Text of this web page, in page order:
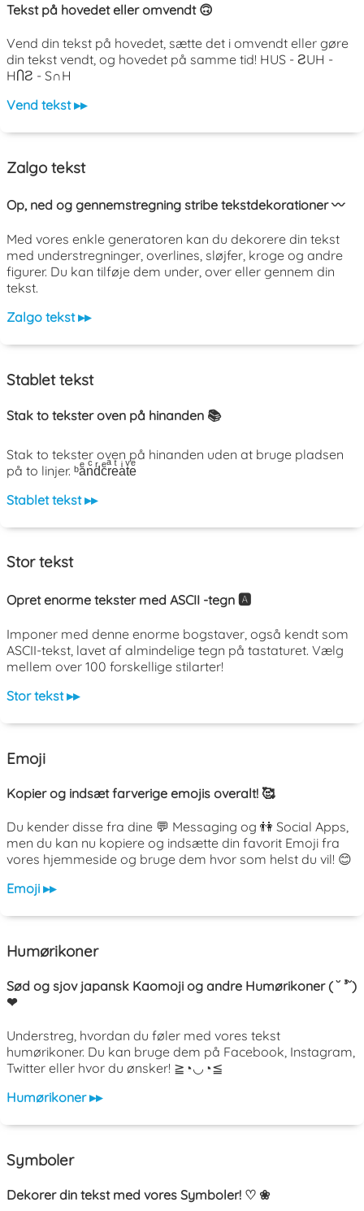
Tekst på hovedet eller omvendt 🙃
Vend din tekst på hovedet, sætte det i omvendt eller gøre
din tekst vendt, og hovedet på samme tid! HUS - ƧUH -
HႶƧ - S∩H
Vend tekst ▸▸
Zalgo tekst
Op, ned og gennemstregning stribe tekstdekorationer 〰️
Med vores enkle generatoren kan du dekorere din tekst
med understregninger, overlines, sløjfer, kroge og andre
figurer. Du kan tilføje dem under, over eller gennem din
tekst.
Zalgo tekst ▸▸
Stablet tekst
Stak to tekster oven på hinanden 📚
Stak to tekster oven på hinanden uden at bruge pladsen
på to linjer. ᵇaͤnͨdͬcͤrͣeͭaͥtͮeͤ
Stablet tekst ▸▸
Stor tekst
Opret enorme tekster med ASCII -tegn 🅰️
Imponer med denne enorme bogstaver, også kendt som
ASCII-tekst, lavet af almindelige tegn på tastaturet. Vælg
mellem over 100 forskellige stilarter!
Stor tekst ▸▸
Emoji
Kopier og indsæt farverige emojis overalt! 🥰
Du kender disse fra dine 💬 Messaging og 👫 Social Apps,
men du kan nu kopiere og indsætte din favorit Emoji fra
vores hjemmeside og bruge dem hvor som helst du vil! 😊
Emoji ▸▸
Humørikoner
Sød og sjov japansk Kaomoji og andre Humørikoner ( ˘ ³˘)
❤
Understreg, hvordan du føler med vores tekst
humørikoner. Du kan bruge dem på Facebook, Instagram,
Twitter eller hvor du ønsker! ≧◔◡◔≦
Humørikoner ▸▸
Symboler
Dekorer din tekst med vores Symboler! ♡ ❀